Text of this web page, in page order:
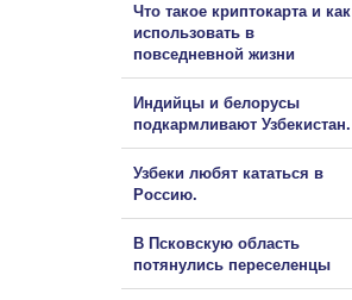
Что такое криптокарта и как
использовать в
повседневной жизни
Индийцы и белорусы
подкармливают Узбекистан.
Узбеки любят кататься в
Россию.
В Псковскую область
потянулись переселенцы